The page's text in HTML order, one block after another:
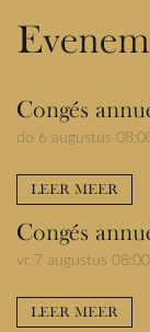
Congés
do 6 augustus
LEER MEER
Congés
vr 7 augustus 08:00
LEER MEER